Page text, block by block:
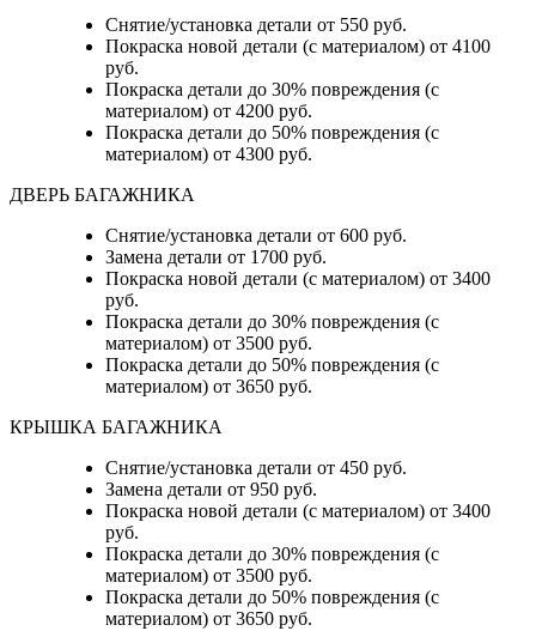
Снятие/установка детали от 550 руб.
Покраска новой детали (с материалом) от 4100
руб.
Покраска детали до 30% повреждения (с
материалом) от 4200 руб.
Покраска детали до 50% повреждения (с
материалом) от 4300 руб.
ДВЕРЬ БАГАЖНИКА
Снятие/установка детали от 600 руб.
Замена детали от 1700 руб.
Покраска новой детали (с материалом) от 3400
руб.
Покраска детали до 30% повреждения (с
материалом) от 3500 руб.
Покраска детали до 50% повреждения (с
материалом) от 3650 руб.
КРЫШКА БАГАЖНИКА
Снятие/установка детали от 450 руб.
Замена детали от 950 руб.
Покраска новой детали (с материалом) от 3400
руб.
Покраска детали до 30% повреждения (с
материалом) от 3500 руб.
Покраска детали до 50% повреждения (с
материалом) от 3650 руб.